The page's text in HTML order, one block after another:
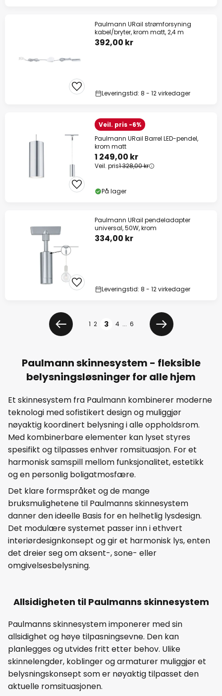
Paulmann URail strømforsyning
kabel/bryter, krom matt, 2,4 m
392,00 kr
Leveringstid: 8 - 12 virkedager
Veil. pris -6%
Paulmann URail Barrel LED-pendel,
krom matt
1 249,00 kr
Veil. pris1 328,00 kr
På lager
Paulmann URail pendeladapter
universal, 50W, krom
334,00 kr
Leveringstid: 8 - 12 virkedager
Forrige
Side
1 2 3 4 ... 6
Neste
Paulmann skinnesystem - fleksible
belysningsløsninger for alle hjem
Et skinnesystem fra Paulmann kombinerer moderne
teknologi med sofistikert design og muliggjør
nøyaktig koordinert belysning i alle oppholdsrom.
Med kombinerbare elementer kan lyset styres
spesifikt og tilpasses enhver romsituasjon. For et
harmonisk samspill mellom funksjonalitet, estetikk
og en personlig boligatmosfære.
Det klare formspråket og de mange
bruksmulighetene til Paulmanns skinnesystem
danner den ideelle Basis for en helhetlig lysdesign.
Det modulære systemet passer inn i ethvert
interiørdesignkonsept og gir et harmonisk lys, enten
det dreier seg om aksent-, sone- eller
omgivelsesbelysning.
Allsidigheten til Paulmanns skinnesystem
Paulmanns skinnesystem imponerer med sin
allsidighet og høye tilpasningsevne. Den kan
planlegges og utvides fritt etter behov. Ulike
skinnelengder, koblinger og armaturer muliggjør et
belysningskonsept som er nøyaktig tilpasset den
aktuelle romsituasjonen.